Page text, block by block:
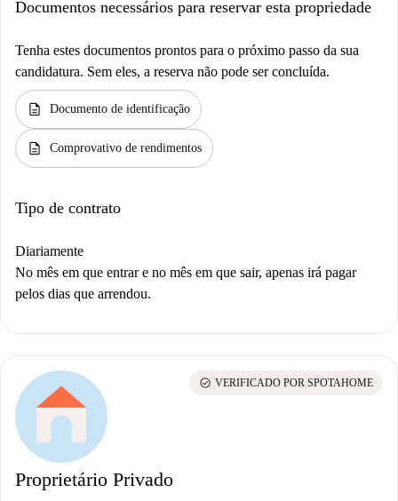
Documentos necessários para reservar esta propriedade
Tenha estes documentos prontos para o próximo passo da sua
candidatura. Sem eles, a reserva não pode ser concluída.
description Documento de identificação
description Comprovativo de rendimentos
Tipo de contrato
Diariamente
No mês em que entrar e no mês em que sair, apenas irá pagar
pelos dias que arrendou.
Proprietário Privado
check_circle VERIFICADO POR SPOTAHOME